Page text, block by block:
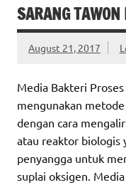
SARANG
August 21, 2017
Media Bakteri
mengunakan
dengan cara
atau reaktor biologis
penyangga untuk
suplai oksigen.